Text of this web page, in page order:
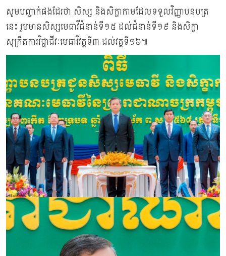
សូមបញ្ជាក់ផងដែរថា សិស្ស និងសិក្ខាកាមដែលទទួលវិញ្ញាបនបត្រ
នេះ រួមមានសិស្សមេធាវីជំនាន់ទី១៥ ដល់ជំនាន់ទី១៩ និងសិក្ខា
សុក្រឹតការវិជ្ជាជីវៈមេធាវីវគ្គទី៣ ដល់វគ្គទី១៦៕